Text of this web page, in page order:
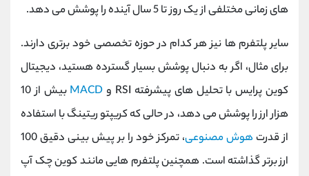
های زمانی مختلفی از یک روز تا 5 سال آینده را پوشش می ‌دهد.
سایر پلتفرم‌ ها نیز هر کدام در حوزه تخصصی خود برتری دارند.
برای مثال، اگر به دنبال پوشش بسیار گسترده هستید، دیجیتال
کوین پرایس با تحلیل ‌های پیشرفته RSI و
MACD
بیش از 10
هزار ارز را پوشش می ‌دهد، در حالی که کریپتو ریتینگ با استفاده
از قدرت هوش مصنوعی
، تمرکز خود را بر پیش‌ بینی دقیق 100
ارز برتر گذاشته است. همچنین پلتفرم‌ هایی مانند کوین چک آپ